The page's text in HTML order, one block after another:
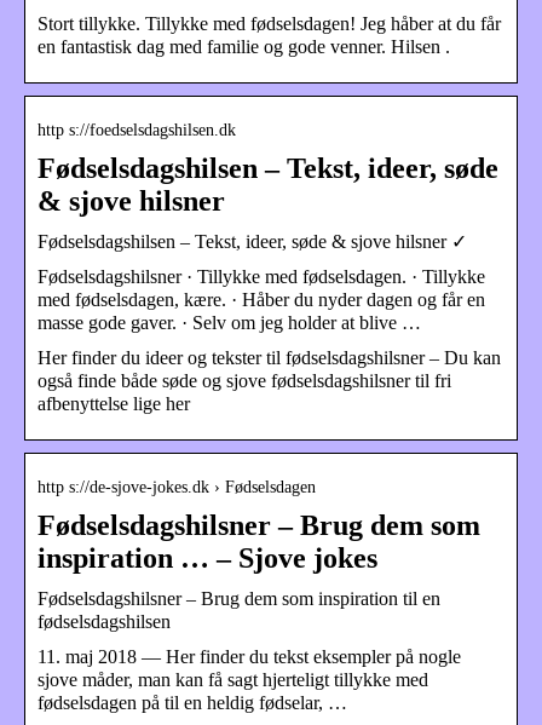
Stort tillykke. Tillykke med fødselsdagen! Jeg håber at du får
en fantastisk dag med familie og gode venner. Hilsen .
http s://foedselsdagshilsen.dk
Fødselsdagshilsen – Tekst, ideer, søde
& sjove hilsner
Fødselsdagshilsen – Tekst, ideer, søde & sjove hilsner ✓
Fødselsdagshilsner · Tillykke med fødselsdagen. · Tillykke
med fødselsdagen, kære. · Håber du nyder dagen og får en
masse gode gaver. · Selv om jeg holder at blive …
Her finder du ideer og tekster til fødselsdagshilsner – Du kan
også finde både søde og sjove fødselsdagshilsner til fri
afbenyttelse lige her
http s://de-sjove-jokes.dk › Fødselsdagen
Fødselsdagshilsner – Brug dem som
inspiration … – Sjove jokes
Fødselsdagshilsner – Brug dem som inspiration til en
fødselsdagshilsen
11. maj 2018 — Her finder du tekst eksempler på nogle
sjove måder, man kan få sagt hjerteligt tillykke med
fødselsdagen på til en heldig fødselar, …